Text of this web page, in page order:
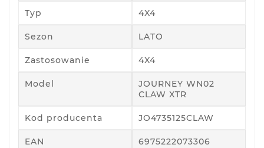
Typ 4X4
Sezon LATO
Zastosowanie 4X4
Model
JOURNEY WN02
CLAW XTR
Kod producenta JO4735125CLAW
EAN 6975222073306